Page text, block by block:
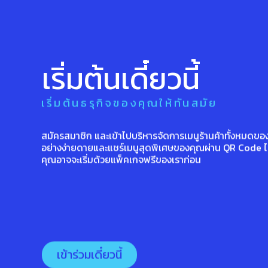
เริ่มต้นเดี๋ยวนี้
เริ่มต้นธรุกิจของคุณให้ทันสมัย
สมัครสมาชิก และเข้าไปบริหารจัดการเมนูร้านค้าทั้งหมดข
อย่างง่ายดายและแชร์เมนูสุดพิเศษของคุณผ่าน QR Code
คุณอาจจะเริ่มด้วยแพ็คเกจฟรีของเราก่อน
เข้าร่วมเดี๋ยวนี้